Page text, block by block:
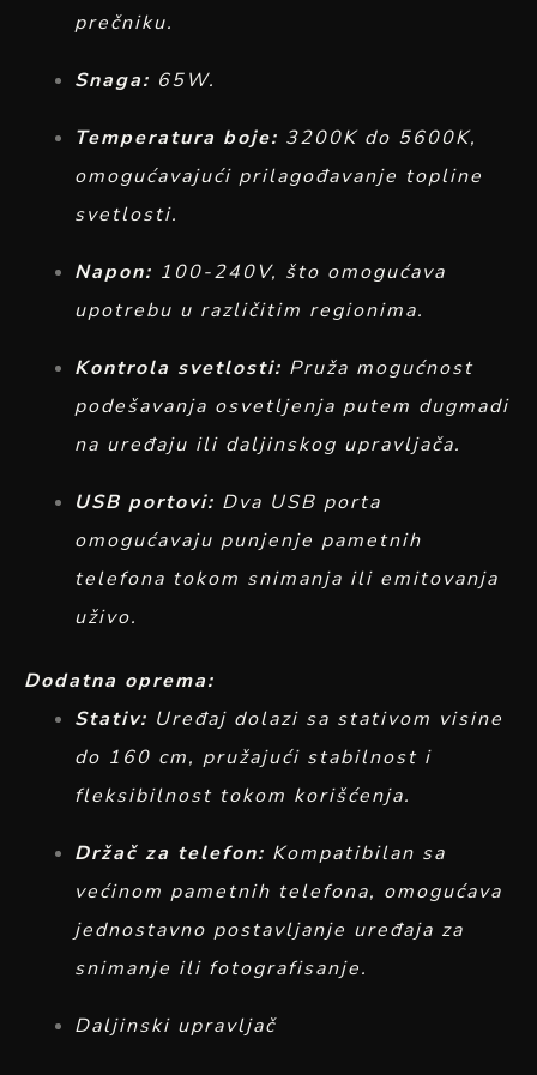
prečniku.
Snaga: 65W.
Temperatura boje: 3200K do 5600K,
omogućavajući prilagođavanje topline
svetlosti.
Napon: 100-240V, što omogućava
upotrebu u različitim regionima.
Kontrola svetlosti: Pruža mogućnost
podešavanja osvetljenja putem dugmadi
na uređaju ili daljinskog upravljača.
USB portovi: Dva USB porta
omogućavaju punjenje pametnih
telefona tokom snimanja ili emitovanja
uživo.
Dodatna oprema:
Stativ: Uređaj dolazi sa stativom visine
do 160 cm, pružajući stabilnost i
fleksibilnost tokom korišćenja.
Držač za telefon: Kompatibilan sa
većinom pametnih telefona, omogućava
jednostavno postavljanje uređaja za
snimanje ili fotografisanje.
Daljinski upravljač